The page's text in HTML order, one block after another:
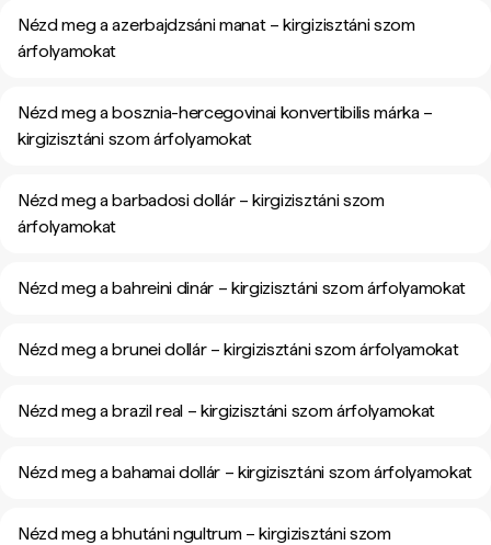
Nézd meg a azerbajdzsáni manat – kirgizisztáni szom
árfolyamokat
Nézd meg a bosznia-hercegovinai konvertibilis márka –
kirgizisztáni szom árfolyamokat
Nézd meg a barbadosi dollár – kirgizisztáni szom
árfolyamokat
Nézd meg a bahreini dinár – kirgizisztáni szom árfolyamokat
Nézd meg a brunei dollár – kirgizisztáni szom árfolyamokat
Nézd meg a brazil real – kirgizisztáni szom árfolyamokat
Nézd meg a bahamai dollár – kirgizisztáni szom árfolyamokat
Nézd meg a bhutáni ngultrum – kirgizisztáni szom